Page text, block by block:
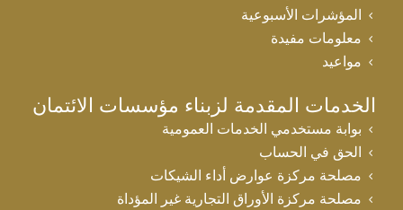
المؤشرات الأسبوعية
معلومات مفيدة
مواعيد
الخدمات المقدمة لزبناء مؤسسات الائتمان
بوابة مستخدمي الخدمات العمومية
الحق في الحساب
مصلحة مركزة عوارض أداء الشيكات
مصلحة مركزة الأوراق التجارية غير المؤداة